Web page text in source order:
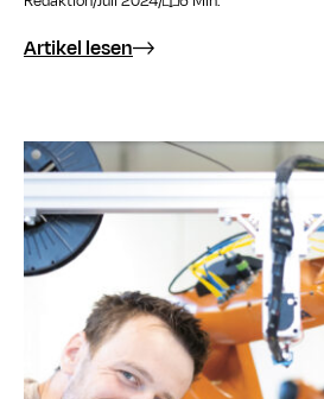
Artikel lesen